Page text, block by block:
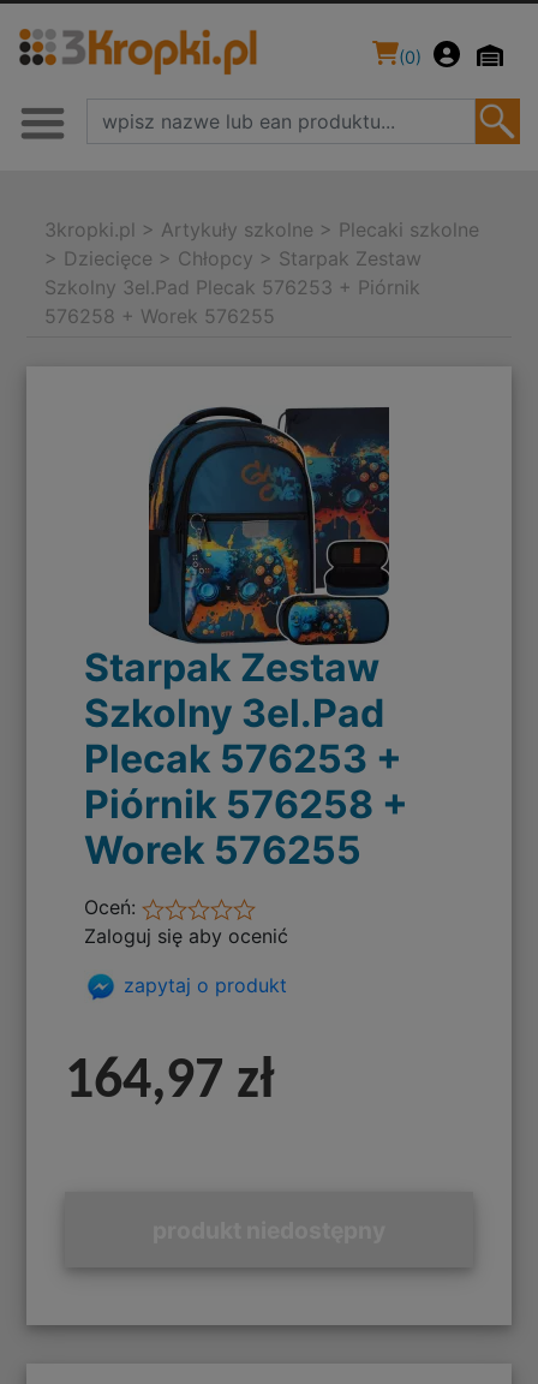
(0)
3kropki.pl > Artykuły szkolne > Plecaki szkolne
> Dziecięce > Chłopcy > Starpak Zestaw
Szkolny 3el.Pad Plecak 576253 + Piórnik
576258 + Worek 576255
Starpak Zestaw
Szkolny 3el.Pad
Plecak 576253 +
Piórnik 576258 +
Worek 576255
Oceń:
Zaloguj się aby ocenić
zapytaj o produkt
164,97 zł